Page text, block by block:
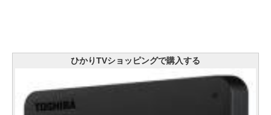
ひかりTVショッピングで購入する